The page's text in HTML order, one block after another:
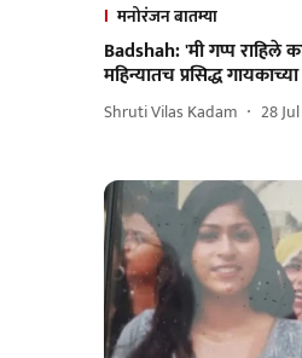
मनोरंजन बातम्या
Badshah: 'मी गप्प राहिले
महिन्यातच प्रसिद्ध
Shruti Vilas Kadam 28